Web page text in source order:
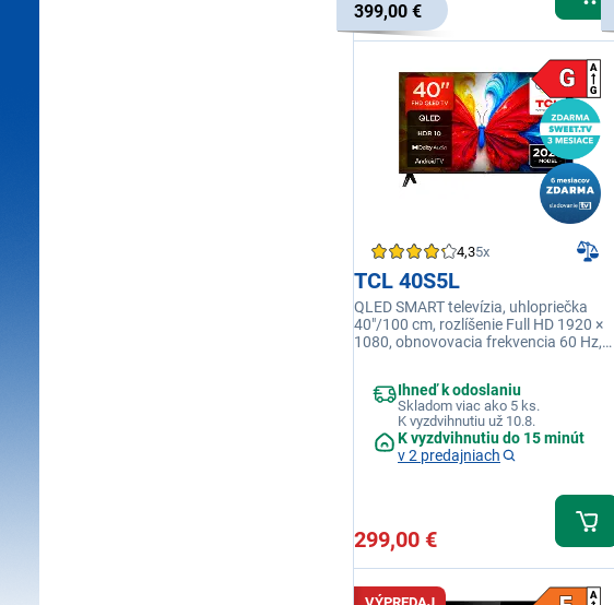
399,00 €
4,35x
TCL 40S5L
QLED SMART televízia, uhlopriečka
40"/100 cm, rozlíšenie Full HD 1920 ×
1080, obnovovacia frekvencia 60 Hz,
energetická trieda G, Ethernet (LAN),
Ihneď k odoslaniu
Skladom viac ako 5 ks.
K vyzdvihnutiu už 10.8.
K vyzdvihnutiu do 15 minút
v 2 predajniach
299,00 €